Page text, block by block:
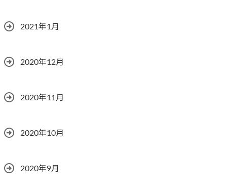
2021年1月
2020年12月
2020年11月
2020年10月
2020年9月